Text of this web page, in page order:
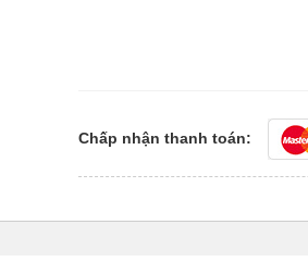
Chấp nhận thanh toán: